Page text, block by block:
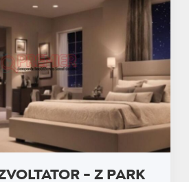
- Z PARK